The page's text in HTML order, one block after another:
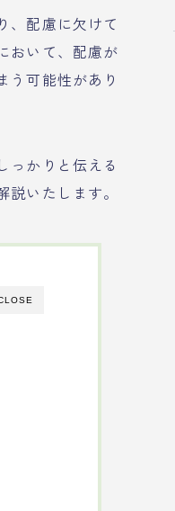
、配慮に欠けて
おいて、配慮が
う可能性があり
っかりと伝える
いたします。